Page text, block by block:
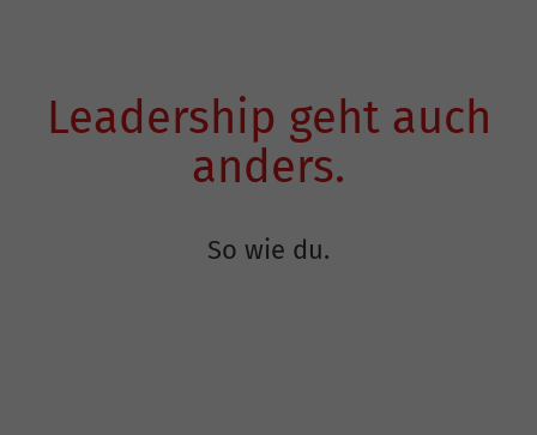
Leadership geht auch
anders.
So wie du.